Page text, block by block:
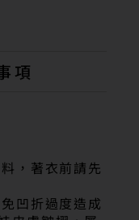
項
，著衣前請先
凹折過度造成